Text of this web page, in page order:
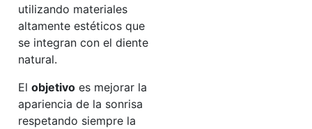
utilizando materiales
altamente estéticos que
se integran con el diente
natural.
El objetivo es mejorar la
apariencia de la sonrisa
respetando siempre la